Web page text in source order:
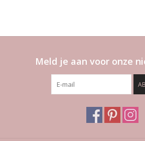
Meld je aan voor onze